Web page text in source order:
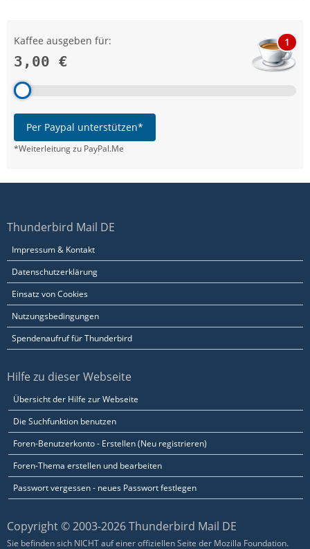
Kaffee ausgeben für:
3,00 €
1
Per Paypal unterstützen*
*Weiterleitung zu PayPal.Me
Thunderbird Mail DE
Impressum & Kontakt
Datenschutzerklärung
Einsatz von Cookies
Nutzungsbedingungen
Spendenaufruf für Thunderbird
Hilfe zu dieser Webseite
Übersicht der Hilfe zur Webseite
Die Suchfunktion benutzen
Foren-Benutzerkonto - Erstellen (Neu registrieren)
Foren-Thema erstellen und bearbeiten
Passwort vergessen - neues Passwort festlegen
Copyright © 2003-2026 Thunderbird Mail DE
Sie befinden sich NICHT auf einer offiziellen Seite der Mozilla Foundation.